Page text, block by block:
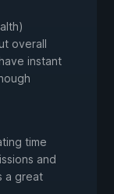
overall
instant
time
and
a great